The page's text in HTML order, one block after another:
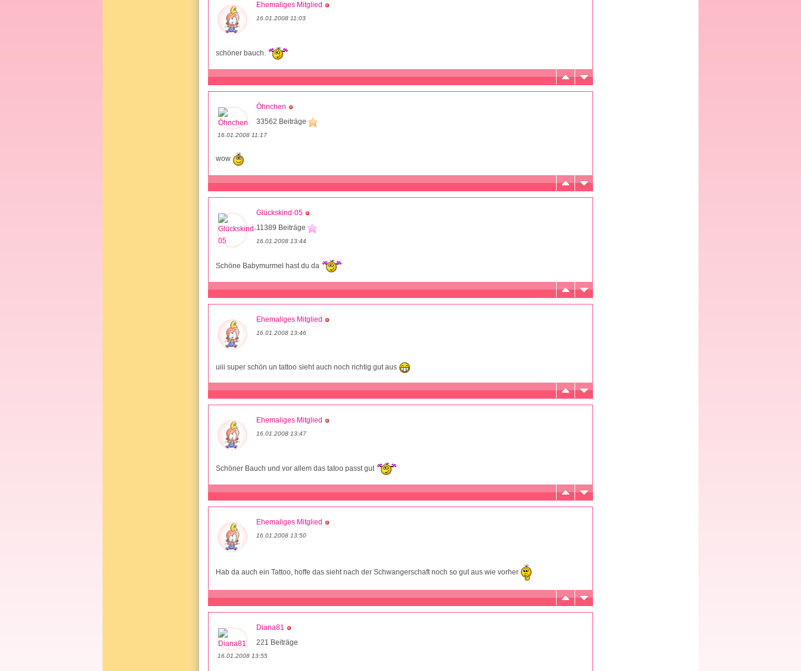
Ehemaliges Mitglied
16.01.2008 11:03
schöner bauch.
Öhnchen
33562 Beiträge
16.01.2008 11:17
wow
Glückskind-05
11389 Beiträge
16.01.2008 13:44
Schöne Babymurmel hast du da
Ehemaliges Mitglied
16.01.2008 13:46
uiii super schön un tattoo sieht auch noch richtig gut aus
Ehemaliges Mitglied
16.01.2008 13:47
Schöner Bauch und vor allem das tatoo passt gut
Ehemaliges Mitglied
16.01.2008 13:50
Hab da auch ein Tattoo, hoffe das sieht nach der Schwangerschaft noch so gut aus wie vorher
Diana81
221 Beiträge
16.01.2008 13:55